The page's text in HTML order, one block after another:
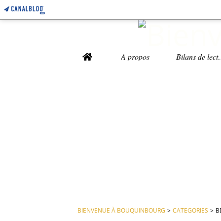
Home A propos
BIENVENUE À BOUQUINBOURG > CATEGORIES >